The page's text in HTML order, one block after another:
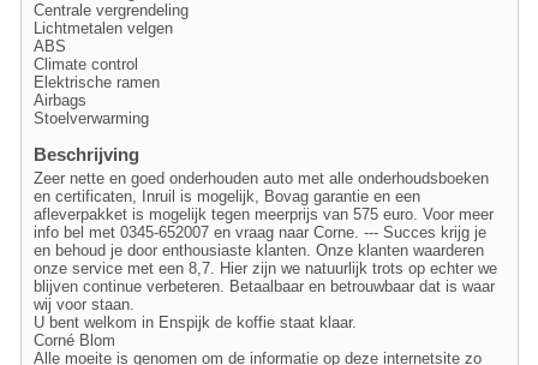
Centrale vergrendeling
Lichtmetalen velgen
ABS
Climate control
Elektrische ramen
Airbags
Stoelverwarming
Beschrijving
Zeer nette en goed onderhouden auto met alle onderhoudsboeken
en certificaten, Inruil is mogelijk, Bovag garantie en een
afleverpakket is mogelijk tegen meerprijs van 575 euro. Voor meer
info bel met 0345-652007 en vraag naar Corne. --- Succes krijg je
en behoud je door enthousiaste klanten. Onze klanten waarderen
onze service met een 8,7. Hier zijn we natuurlijk trots op echter we
blijven continue verbeteren. Betaalbaar en betrouwbaar dat is waar
wij voor staan.
U bent welkom in Enspijk de koffie staat klaar.
Corné Blom
Alle moeite is genomen om de informatie op deze internetsite zo